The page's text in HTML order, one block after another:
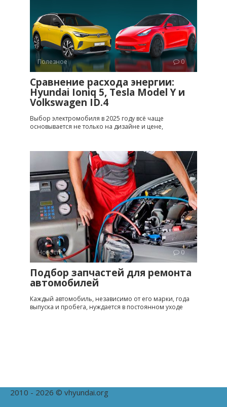
Полезное 0
Сравнение расхода энергии:
Hyundai Ioniq 5, Tesla Model Y и
Volkswagen ID.4
Выбор электромобиля в 2025 году всё чаще
основывается не только на дизайне и цене,
Новости 0
Подбор запчастей для ремонта
автомобилей
Каждый автомобиль, независимо от его марки, года
выпуска и пробега, нуждается в постоянном уходе
2010 - 2026 © vhyundai.org